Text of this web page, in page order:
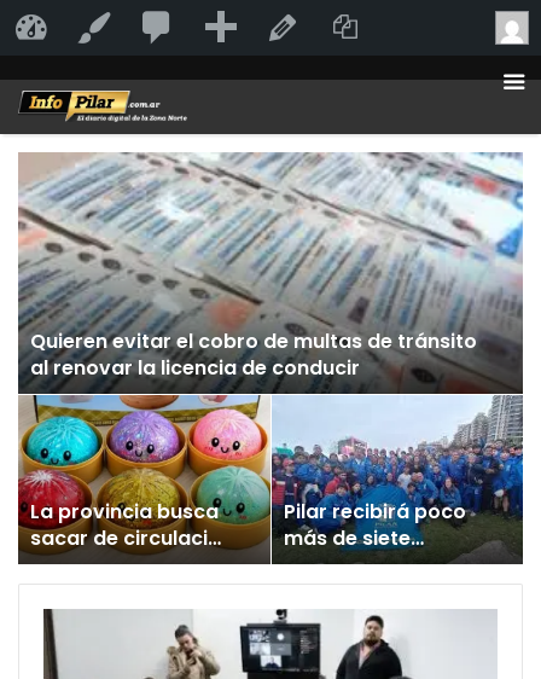
Quieren evitar el cobro de multas de tránsito
al renovar la licencia de conducir
La provincia busca
sacar de circulación
un juguete
«altamente tóxico»
Pilar recibirá poco
más de siete
millones para los
Juegos
Bonaerenses
InfoPilar Personalizar
moderación
Añadir Duplicate